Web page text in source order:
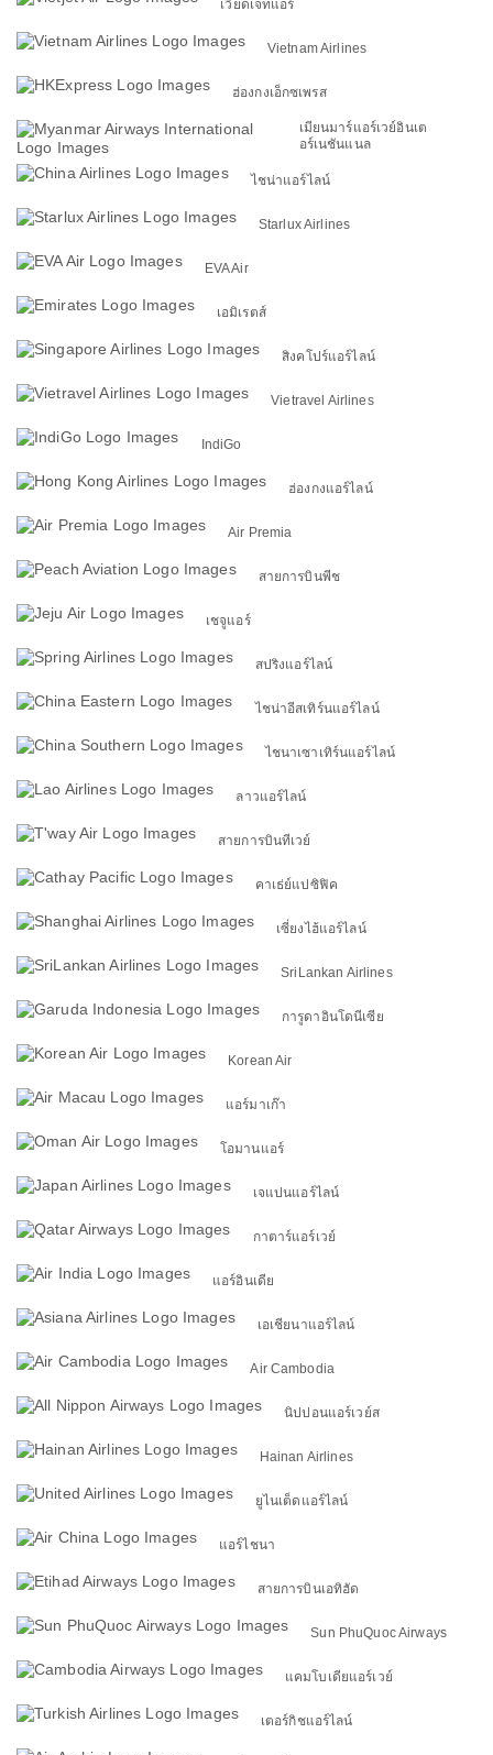
เวียดเจ็ทแอร์
Vietnam Airlines
ฮ่องกงเอ็กซเพรส
เมียนมาร์แอร์เวย์อินเต
อร์เนชันแนล
ไชน่าแอร์ไลน์
Starlux Airlines
EVA Air
เอมิเรตส์
สิงคโปร์แอร์ไลน์
Vietravel Airlines
IndiGo
ฮ่องกงแอร์ไลน์
Air Premia
สายการบินพีช
เชจูแอร์
สปริงแอร์ไลน์
ไชน่าอีสเทิร์นแอร์ไลน์
ไชนาเซาเทิร์นแอร์ไลน์
ลาวแอร์ไลน์
สายการบินทีเวย์
คาเธ่ย์แปซิฟิค
เซี่ยงไฮ้แอร์ไลน์
SriLankan Airlines
การูดาอินโดนีเซีย
Korean Air
แอร์มาเก๊า
โอมานแอร์
เจแปนแอร์ไลน์
กาตาร์แอร์เวย์
แอร์อินเดีย
เอเชียนาแอร์ไลน์
Air Cambodia
นิปปอนแอร์เวย์ส
Hainan Airlines
ยูไนเต็ดแอร์ไลน์
แอร์ไชนา
สายการบินเอทิฮัด
Sun PhuQuoc Airways
แคมโบเดียแอร์เวย์
เตอร์กิชแอร์ไลน์